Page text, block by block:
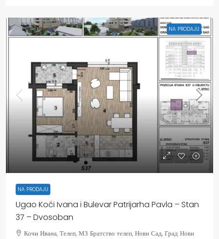
NA PRODAJU
NA PRODAJU
Ugao Koči Ivana i Bulevar Patrijarha Pavla – Stan
37 – Dvosoban
Кочи Ивана, Телеп, МЗ Братство телеп, Нови Сад, Град Нови